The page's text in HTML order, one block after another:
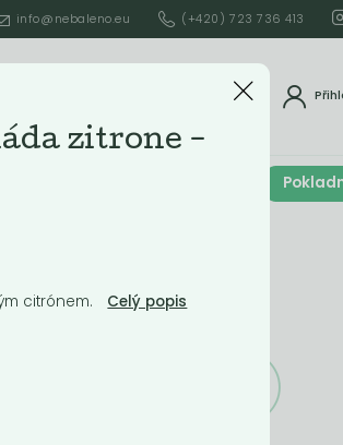
info@nebaleno.eu (+420) 723 736 413
zitrone -
citrónem. Celý popis